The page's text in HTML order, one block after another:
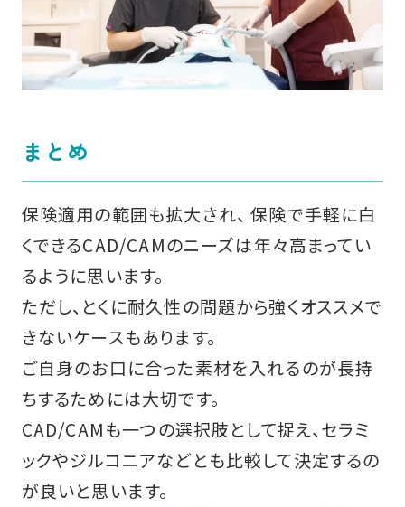
まとめ
保険適用の範囲も拡大され、 保険で手軽に白
くできるCAD/CAMのニーズは年々高まってい
るように思います。
ただし、とくに耐久性の問題から強くオススメで
きないケースもあります。
ご自身のお口に合った素材を入れるのが長持
ちするためには大切です。
CAD/CAMも一つの選択肢として捉え、セラミ
ックやジルコニアなどとも比較して決定するの
が良いと思います。